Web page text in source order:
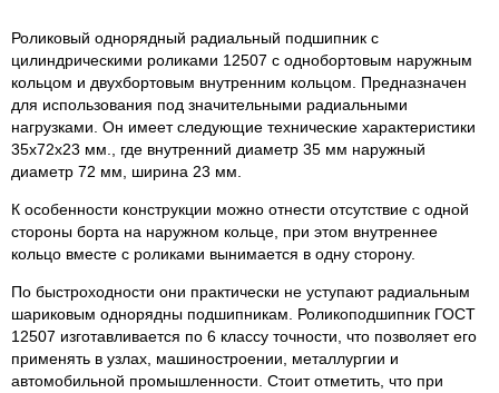
Роликовый однорядный радиальный подшипник с
цилиндрическими роликами 12507 с однобортовым наружным
кольцом и двухбортовым внутренним кольцом. Предназначен
для использования под значительными радиальными
нагрузками. Он имеет следующие технические характеристики
35x72x23 мм., где внутренний диаметр 35 мм наружный
диаметр 72 мм, ширина 23 мм.
К особенности конструкции можно отнести отсутствие с одной
стороны борта на наружном кольце, при этом внутреннее
кольцо вместе с роликами вынимается в одну сторону.
По быстроходности они практически не уступают радиальным
шариковым однорядны подшипникам. Роликоподшипник ГОСТ
12507 изготавливается по 6 классу точности, что позволяет его
применять в узлах, машиностроении, металлургии и
автомобильной промышленности. Стоит отметить, что при